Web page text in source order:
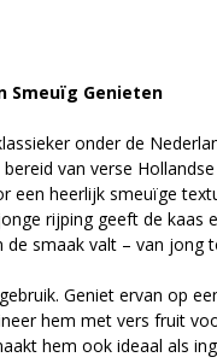
Smeuïg Genieten
onder de
van verse
een heerlijk smeuïge
rijping geeft de kaas
smaak valt – van jong
Geniet ervan op
hem met vers fruit
hem ook ideaal als